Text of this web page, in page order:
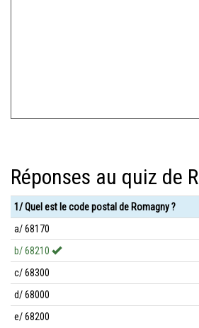
Réponses au quiz de
1/ Quel est le code postal de Romagny ?
a/ 68170
b/ 68210
c/ 68300
d/ 68000
e/ 68200